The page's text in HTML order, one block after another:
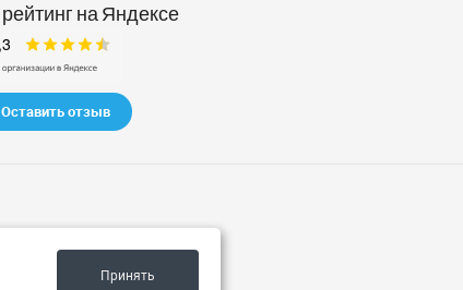
на Яндексе
отзыв
Принять